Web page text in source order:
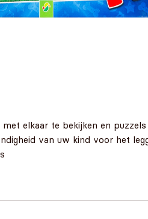
elkaar te bekijken en puzzels
van uw kind voor het